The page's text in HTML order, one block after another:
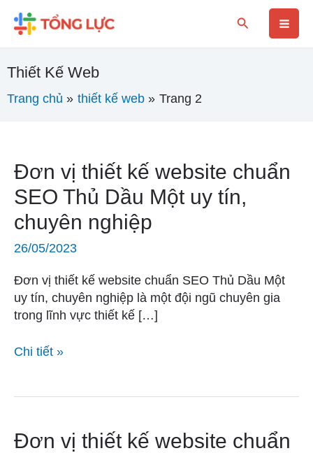
Tìm
Thiết Kế Web
Trang chủ thiết kế web Trang 2
Đơn vị thiết kế website chuẩn
SEO Thủ Dầu Một uy tín,
chuyên nghiệp
26/05/2023
Đơn vị thiết kế website chuẩn SEO Thủ Dầu Một
uy tín, chuyên nghiệp là một đội ngũ chuyên gia
trong lĩnh vực thiết kế […]
Đơn
thiết
kế
website
chuẩn
Thủ
Dầu
Một
tín,
nghiệp
Chi tiết »
Đơn vị thiết kế website chuẩn
Đơn
trang